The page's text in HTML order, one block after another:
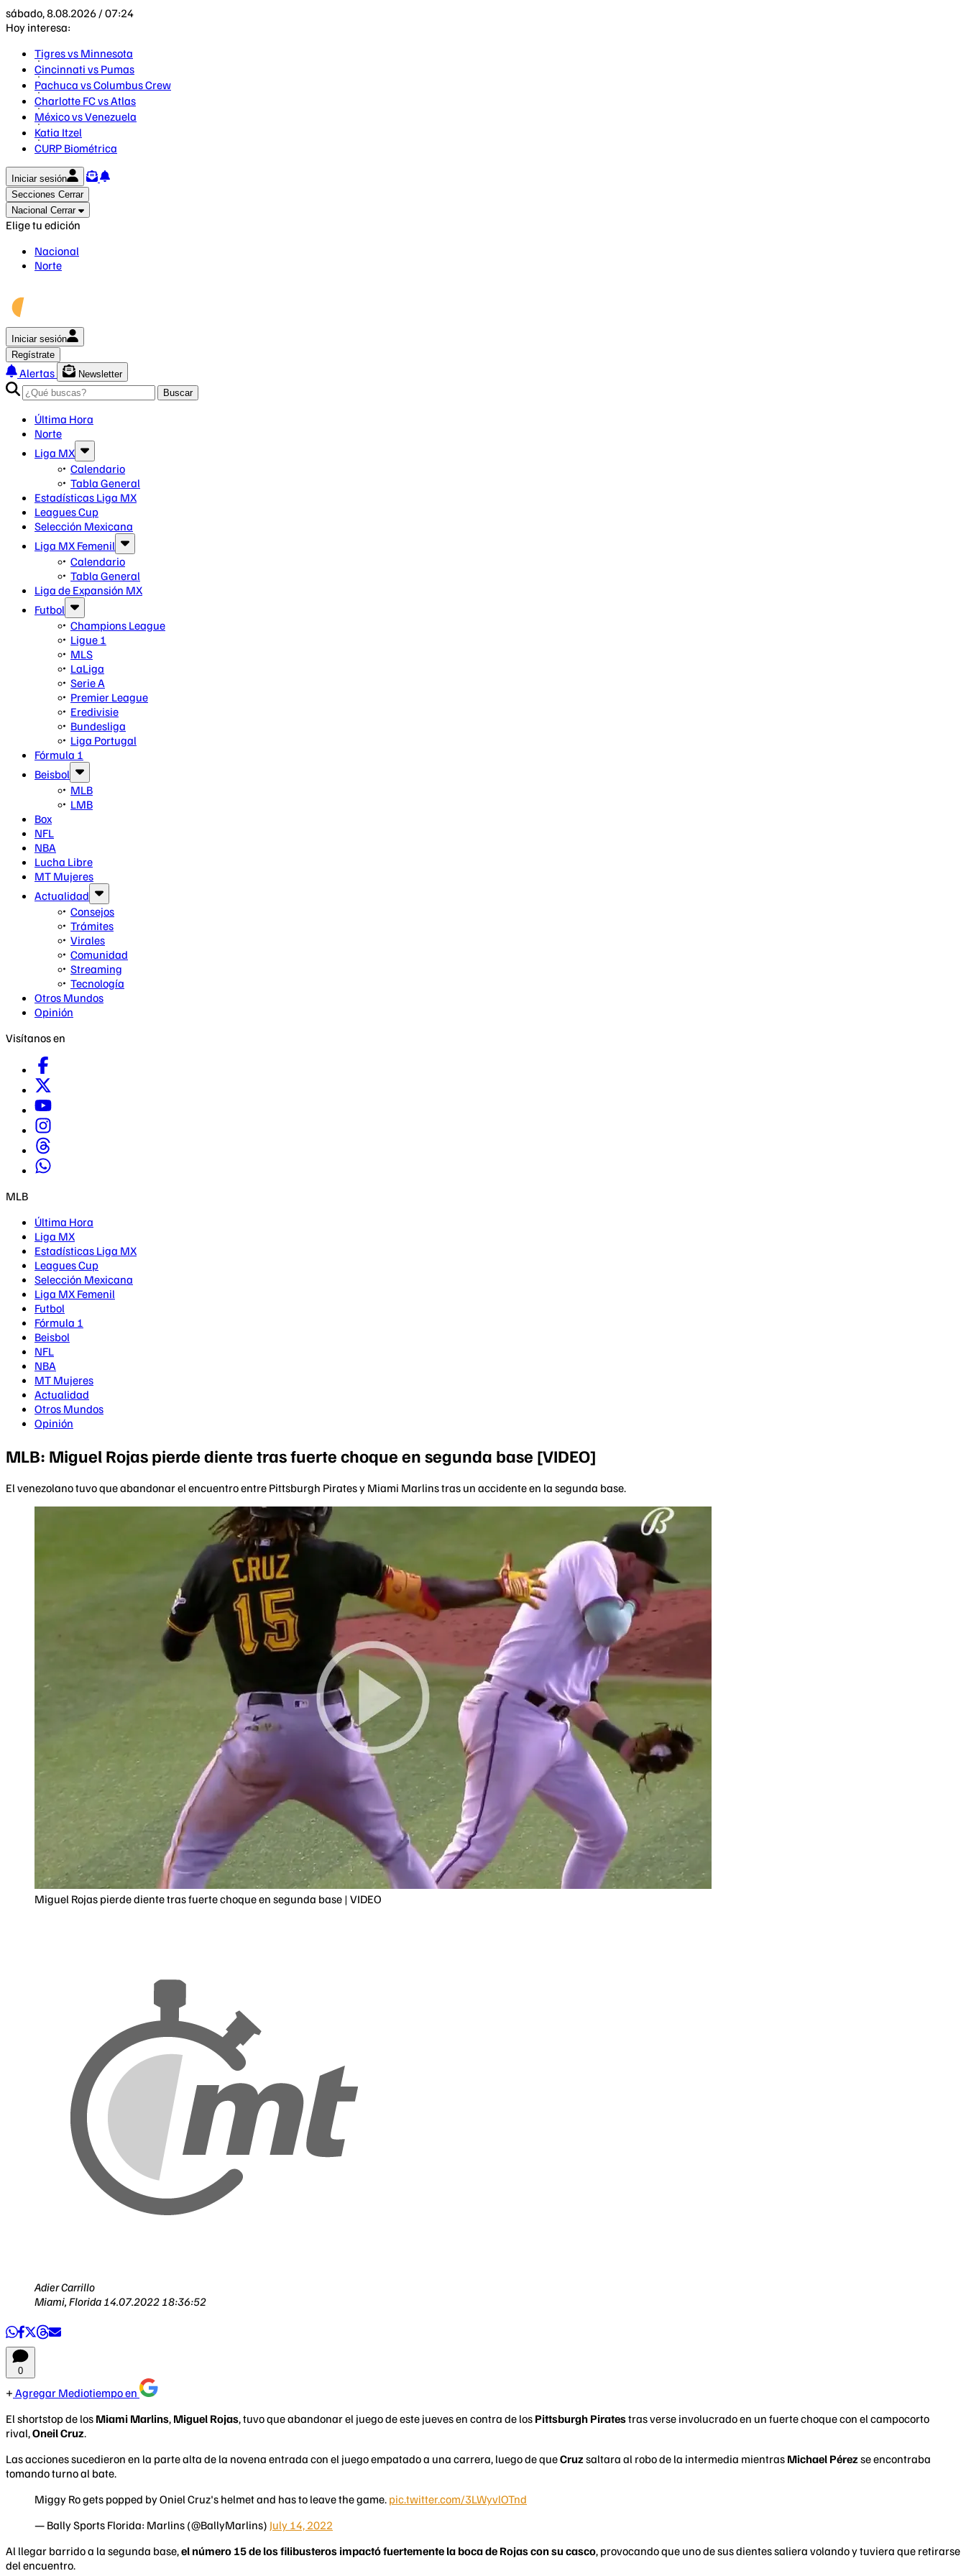
sábado, 8.08.2026 / 07:24
Hoy interesa:
Tigres vs Minnesota
Cincinnati vs Pumas
Pachuca vs Columbus Crew
Charlotte FC vs Atlas
México vs Venezuela
Katia Itzel
CURP Biométrica
Iniciar sesión
Secciones Cerrar
Nacional Cerrar
Elige tu edición
Nacional
Norte
Iniciar sesión
Regístrate
Alertas
Newsletter
Buscar
Última Hora
Norte
Liga MX
Calendario
Tabla General
Estadísticas Liga MX
Leagues Cup
Selección Mexicana
Liga MX Femenil
Calendario
Tabla General
Liga de Expansión MX
Futbol
Champions League
Ligue 1
MLS
LaLiga
Serie A
Premier League
Eredivisie
Bundesliga
Liga Portugal
Fórmula 1
Beisbol
MLB
LMB
Box
NFL
NBA
Lucha Libre
MT Mujeres
Actualidad
Consejos
Trámites
Virales
Comunidad
Streaming
Tecnología
Otros Mundos
Opinión
Visítanos en
MLB
Última Hora
Liga MX
Estadísticas Liga MX
Leagues Cup
Selección Mexicana
Liga MX Femenil
Futbol
Fórmula 1
Beisbol
NFL
NBA
MT Mujeres
Actualidad
Otros Mundos
Opinión
MLB: Miguel Rojas pierde diente tras fuerte choque en segunda base [VIDEO]
El venezolano tuvo que abandonar el encuentro entre Pittsburgh Pirates y Miami Marlins tras un accidente en la segunda base.
Miguel Rojas pierde diente tras fuerte choque en segunda base | VIDEO
Adier Carrillo
Miami, Florida 14.07.2022 18:36:52
0
Agregar Mediotiempo en
El shortstop de los Miami Marlins, Miguel Rojas, tuvo que abandonar el juego de este jueves en contra de los Pittsburgh Piratestras verse involucrado en un fuerte choque con el campocorto
rival,Oneil Cruz.
Las acciones sucedieron en la parte alta de la novena entrada con el juego empatado a una carrera, luego de queCruz saltara al robo de la intermedia mientras Michael Pérez se encontraba
tomando turno al bate.
Miggy Ro gets popped by Oniel Cruz's helmet and has to leave the game. pic.twitter.com/3LWyvlOTnd
— Bally Sports Florida: Marlins (@BallyMarlins) July 14, 2022
Al llegar barrido a la segunda base,el número 15 de los filibusteros impactó fuertemente la boca de Rojas con su casco, provocando que uno de sus dientes saliera volando y tuviera que retirarse
del encuentro.